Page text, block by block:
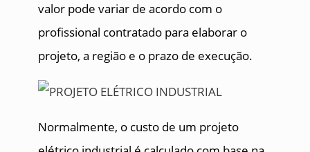
valor pode variar de acordo com o
profissional contratado para elaborar o
projeto, a região e o prazo de execução.
Normalmente, o custo de um projeto